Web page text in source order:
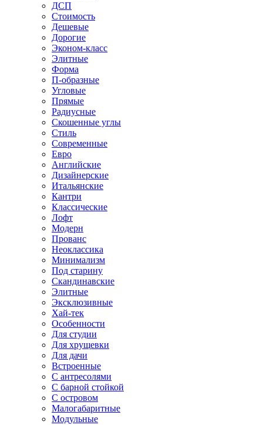
ДСП
Стоимость
Дешевые
Дорогие
Эконом-класс
Элитные
Форма
П-образные
Угловые
Прямые
Радиусные
Скошенные углы
Стиль
Современные
Евро
Английские
Дизайнерские
Итальянские
Кантри
Классические
Лофт
Модерн
Прованс
Неоклассика
Минимализм
Под старину
Скандинавские
Элитные
Эксклюзивные
Хай-тек
Особенности
Для студии
Для хрущевки
Для дачи
Встроенные
С антресолями
С барной стойкой
С островом
Малогабаритные
Модульные